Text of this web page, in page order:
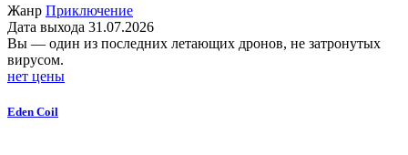
Жанр Приключение
Дата выхода 31.07.2026
Вы — один из последних летающих дронов, не затронутых
вирусом.
нет цены
Eden Coil